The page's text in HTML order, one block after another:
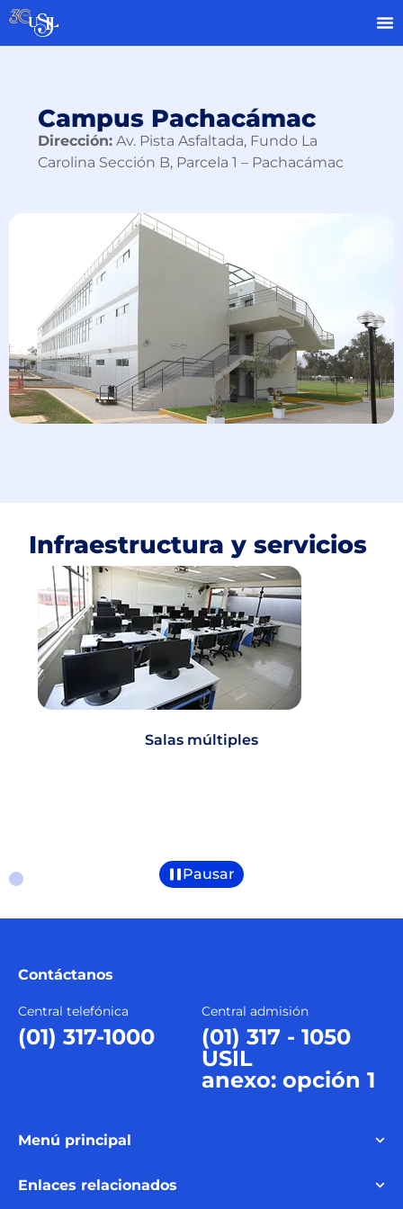
Campus Pachacámac
Dirección: Av. Pista Asfaltada, Fundo La
Carolina Sección B, Parcela 1 – Pachacámac
Infraestructura y servicios
Salas múltiples
Pausar
Contáctanos
Central telefónica
(01) 317-1000
Central admisión
(01) 317 - 1050
USIL
anexo: opción 1
Menú principal
Enlaces relacionados